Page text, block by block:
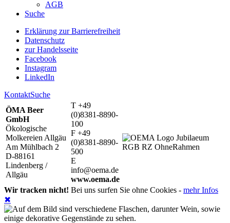
AGB
Suche
Erklärung zur Barrierefreiheit
Datenschutz
zur Handelsseite
Facebook
Instagram
LinkedIn
KontaktSuche
ÖMA Beer
GmbH
Ökologische
Molkereien Allgäu
Am Mühlbach 2
D-88161
Lindenberg /
Allgäu
T +49
(0)8381-8890-
100
F +49
(0)8381-8890-
500
E
info@oema.de
www.oema.de
Wir tracken nicht! Bei uns surfen Sie ohne Cookies - mehr Infos
✖